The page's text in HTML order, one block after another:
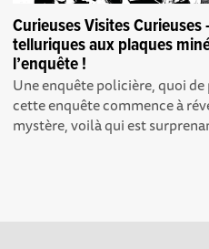
Curieuses Visites Curieuses
telluriques aux plaques
l’enquête !
Une enquête policière, quoi
cette enquête commence à
mystère, voilà qui est